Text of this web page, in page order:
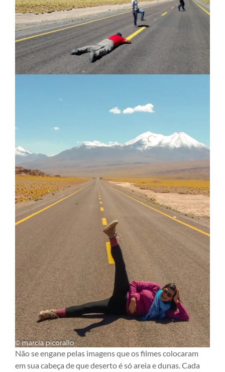
Não se engane pelas imagens que os filmes colocaram
em sua cabeça de que deserto é só areia e dunas. Cada